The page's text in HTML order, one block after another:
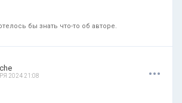
бы знать что-то об авторе.
2024 21:08 ...